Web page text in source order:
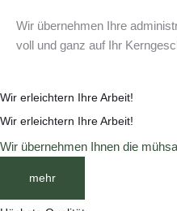
Wir übernehmen Ihre
voll und ganz auf Ihr
Wir erleichtern Ihre Arbeit!
Wir erleichtern Ihre Arbeit!
Wir übernehmen Ihnen die
mehr